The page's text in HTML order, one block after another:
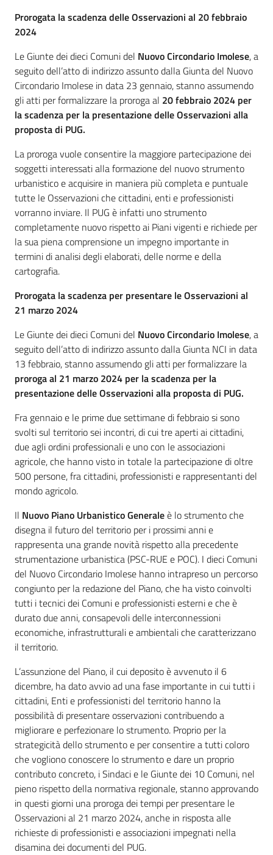
Prorogata la scadenza delle Osservazioni al 20 febbraio
2024
Le Giunte dei dieci Comuni del Nuovo Circondario Imolese, a
seguito dell’atto di indirizzo assunto dalla Giunta del Nuovo
Circondario Imolese in data 23 gennaio, stanno assumendo
gli atti per formalizzare la proroga al 20 febbraio 2024 per
la scadenza per la presentazione delle Osservazioni alla
proposta di PUG.
La proroga vuole consentire la maggiore partecipazione dei
soggetti interessati alla formazione del nuovo strumento
urbanistico e acquisire in maniera più completa e puntuale
tutte le Osservazioni che cittadini, enti e professionisti
vorranno inviare. Il PUG è infatti uno strumento
completamente nuovo rispetto ai Piani vigenti e richiede per
la sua piena comprensione un impegno importante in
termini di analisi degli elaborati, delle norme e della
cartografia.
Prorogata la scadenza per presentare le Osservazioni al
21 marzo 2024
Le Giunte dei dieci Comuni del Nuovo Circondario Imolese, a
seguito dell’atto di indirizzo assunto dalla Giunta NCI in data
13 febbraio, stanno assumendo gli atti per formalizzare la
proroga al 21 marzo 2024 per la scadenza per la
presentazione delleOsservazioni alla proposta di PUG.
Fra gennaio e le prime due settimane di febbraio si sono
svolti sul territorio sei incontri, di cui tre aperti ai cittadini,
due agli ordini professionali e uno con le associazioni
agricole, che hanno visto in totale la partecipazione di oltre
500 persone, fra cittadini, professionisti e rappresentanti del
mondo agricolo.
Il Nuovo Piano Urbanistico Generaleè lo strumento che
disegna il futuro del territorio per i prossimi anni e
rappresenta una grande novità rispetto alla precedente
strumentazione urbanistica (PSC-RUE e POC). I dieci Comuni
del Nuovo Circondario Imolese hanno intrapreso un percorso
congiunto per la redazione del Piano, che ha visto coinvolti
tutti i tecnici dei Comuni e professionisti esterni e che è
durato due anni, consapevoli delle interconnessioni
economiche, infrastrutturali e ambientali che caratterizzano
il territorio.
L’assunzione del Piano, il cui deposito è avvenuto il 6
dicembre, ha dato avvio ad una fase importante in cui tutti i
cittadini, Enti e professionisti del territorio hanno la
possibilità di presentare osservazioni contribuendo a
migliorare e perfezionare lo strumento. Proprio per la
strategicità dello strumento e per consentire a tutti coloro
che vogliono conoscere lo strumento e dare un proprio
contributo concreto, i Sindaci e le Giunte dei 10 Comuni, nel
pieno rispetto della normativa regionale, stanno approvando
in questi giorni una proroga dei tempi per presentare le
Osservazioni al 21 marzo 2024, anche in risposta alle
richieste di professionisti e associazioni impegnati nella
disamina dei documenti del PUG.